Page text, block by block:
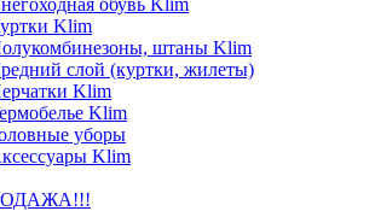
обувь Klim
Klim
штаны Klim
слой (куртки, жилеты)
Klim
Klim
уборы
Klim